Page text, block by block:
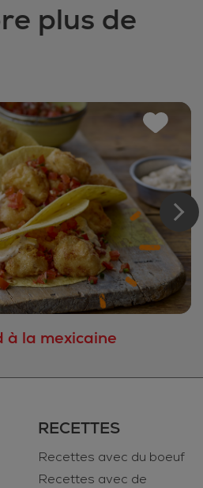
plus de
à la mexicaine
RECETTES
Recettes avec du boeuf
Recettes avec de